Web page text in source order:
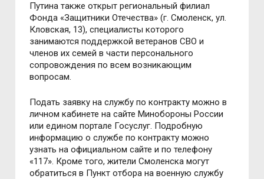
Путина также открыт региональный филиал
Фонда «Защитники Отечества» (г. Смоленск, ул.
Кловская, 13), специалисты которого
занимаются поддержкой ветеранов СВО и
членов их семей в части персонального
сопровождения по всем возникающим
вопросам.
Подать заявку на службу по контракту можно в
личном кабинете на сайте Минобороны России
или едином портале Госуслуг. Подробную
информацию о службе по контракту можно
узнать на официальном сайте и по телефону
«117». Кроме того, жители Смоленска могут
обратиться в Пункт отбора на военную службу